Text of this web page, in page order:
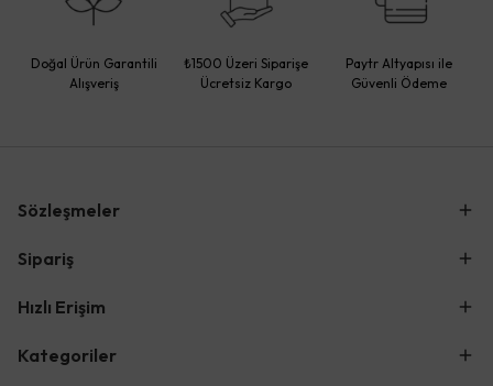
Doğal Ürün Garantili
Alışveriş
₺1500 Üzeri Siparişe
Ücretsiz Kargo
Paytr Altyapısı ile
Güvenli Ödeme
Sözleşmeler
Sipariş
Hızlı Erişim
Kategoriler